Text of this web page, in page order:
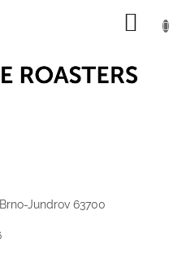
Jundrov 63700